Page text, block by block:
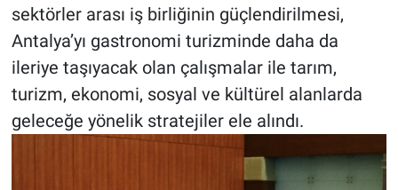
sektörler arası iş birliğinin güçlendirilmesi,
Antalya’yı gastronomi turizminde daha da
ileriye taşıyacak olan çalışmalar ile tarım,
turizm, ekonomi, sosyal ve kültürel alanlarda
geleceğe yönelik stratejiler ele alındı.